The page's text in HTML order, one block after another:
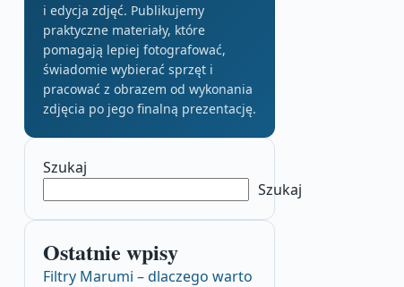
i edycja zdjęć. Publikujemy
praktyczne materiały, które
pomagają lepiej fotografować,
świadomie wybierać sprzęt i
pracować z obrazem od wykonania
zdjęcia po jego finalną prezentację.
Szukaj
Szukaj
Ostatnie wpisy
Filtry Marumi – dlaczego warto